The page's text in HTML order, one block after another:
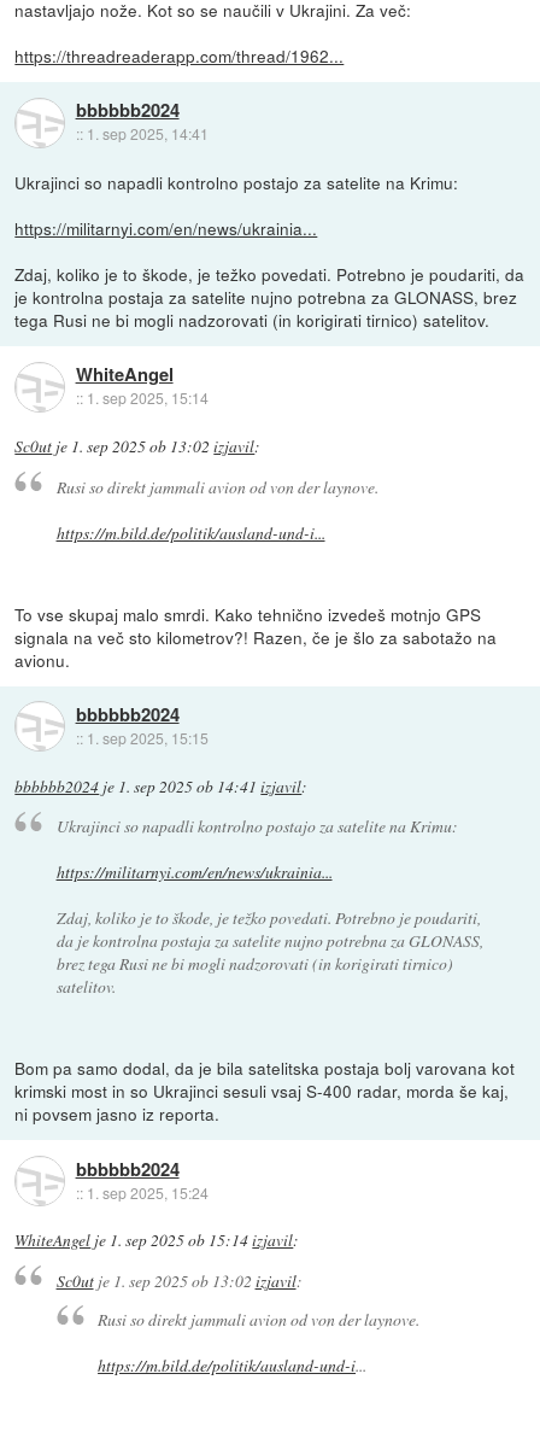
nastavljajo nože. Kot so se naučili v Ukrajini. Za več:
https://threadreaderapp.com/thread/1962...
bbbbbb2024
:: 1. sep 2025, 14:41
Ukrajinci so napadli kontrolno postajo za satelite na Krimu:
https://militarnyi.com/en/news/ukrainia...
Zdaj, koliko je to škode, je težko povedati. Potrebno je poudariti, da
je kontrolna postaja za satelite nujno potrebna za GLONASS, brez
tega Rusi ne bi mogli nadzorovati (in korigirati tirnico) satelitov.
WhiteAngel
:: 1. sep 2025, 15:14
Sc0ut je 1. sep 2025 ob 13:02 izjavil:
Rusi so direkt jammali avion od von der laynove.
https://m.bild.de/politik/ausland-und-i...
To vse skupaj malo smrdi. Kako tehnično izvedeš motnjo GPS
signala na več sto kilometrov?! Razen, če je šlo za sabotažo na
avionu.
bbbbbb2024
:: 1. sep 2025, 15:15
bbbbbb2024 je 1. sep 2025 ob 14:41 izjavil:
Ukrajinci so napadli kontrolno postajo za satelite na Krimu:
https://militarnyi.com/en/news/ukrainia...
Zdaj, koliko je to škode, je težko povedati. Potrebno je poudariti,
da je kontrolna postaja za satelite nujno potrebna za GLONASS,
brez tega Rusi ne bi mogli nadzorovati (in korigirati tirnico)
satelitov.
Bom pa samo dodal, da je bila satelitska postaja bolj varovana kot
krimski most in so Ukrajinci sesuli vsaj S-400 radar, morda še kaj,
ni povsem jasno iz reporta.
bbbbbb2024
:: 1. sep 2025, 15:24
WhiteAngel je 1. sep 2025 ob 15:14izjavil:
Sc0utje 1. sep 2025 ob 13:02 izjavil:
Rusi so direkt jammali avion od von der laynove.
https://m.bild.de/politik/ausland-und-i...